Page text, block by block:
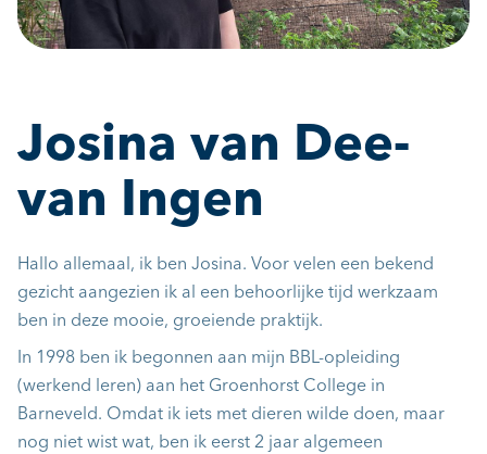
Josina van Dee-
van Ingen
Hallo allemaal, ik ben Josina. Voor velen een bekend
gezicht aangezien ik al een behoorlijke tijd werkzaam
ben in deze mooie, groeiende praktijk.
In 1998 ben ik begonnen aan mijn BBL-opleiding
(werkend leren) aan het Groenhorst College in
Barneveld. Omdat ik iets met dieren wilde doen, maar
nog niet wist wat, ben ik eerst 2 jaar algemeen